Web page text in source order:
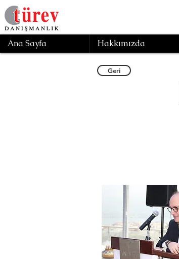
Ana Sayfa Hakkımızda
Geri